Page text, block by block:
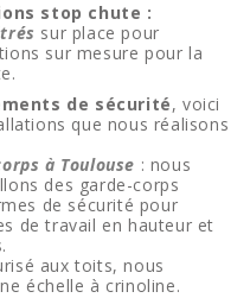
stop chute :
sur place pour
sur mesure pour la
de sécurité, voici
que nous réalisons
à Toulouse : nous
des garde-corps
de sécurité pour
de travail en hauteur et
aux toits, nous
échelle à crinoline.